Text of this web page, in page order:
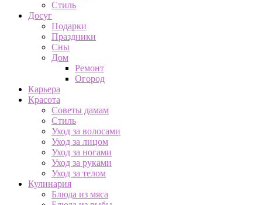
Стиль
Досуг
Подарки
Праздники
Сны
Дом
Ремонт
Огород
Карьера
Красота
Советы дамам
Стиль
Уход за волосами
Уход за лицом
Уход за ногами
Уход за руками
Уход за телом
Кулинария
Блюда из мяса